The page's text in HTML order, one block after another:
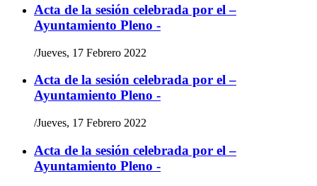
Acta de la sesión celebrada por el –
Ayuntamiento Pleno -
/Jueves, 17 Febrero 2022
Acta de la sesión celebrada por el –
Ayuntamiento Pleno -
/Jueves, 17 Febrero 2022
Acta de la sesión celebrada por el –
Ayuntamiento Pleno -